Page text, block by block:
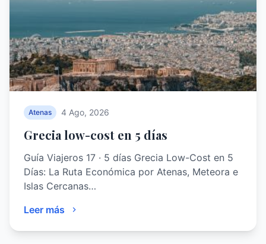
Atenas 4 Ago, 2026
Grecia low-cost en 5 días
Guía Viajeros 17 · 5 días Grecia Low-Cost en 5
Días: La Ruta Económica por Atenas, Meteora e
Islas Cercanas…
Leer más